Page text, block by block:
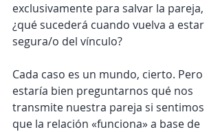
exclusivamente para salvar la pareja,
¿qué sucederá cuando vuelva a estar
segura/o del vínculo?
Cada caso es un mundo, cierto. Pero
estaría bien preguntarnos qué nos
transmite nuestra pareja si sentimos
que la relación «funciona» a base de